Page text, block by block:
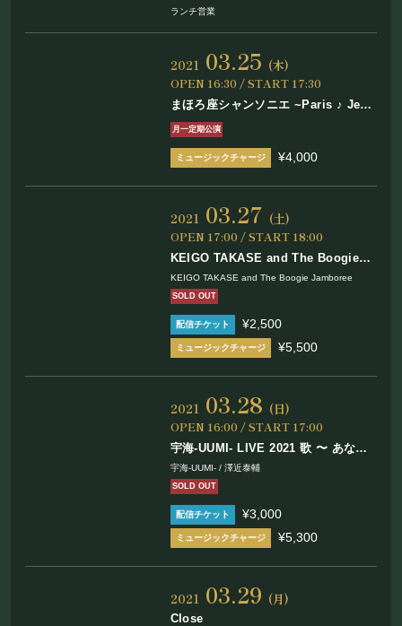
ランチ営業
2021 03.25 (木)
OPEN 16:30 / START 17:30
まほろ座シャンソニエ ~Paris ♪ Je
t’aime~
月一定期公演
¥4,000
2021 03.27 (土)
OPEN 17:00 / START 18:00
KEIGO TAKASE and The Boogie
Jamboree JUMP & JIVE Live 2021
Spring
KEIGO TAKASE and The Boogie Jamboree
SOLD OUT
¥2,500
¥5,500
2021 03.28 (日)
OPEN 16:00 / START 17:00
宇海-UUMI- LIVE 2021 歌 〜 あなた
とわたし 〜
宇海-UUMI- / 澤近泰輔
SOLD OUT
¥3,000
¥5,300
2021 03.29 (月)
Close